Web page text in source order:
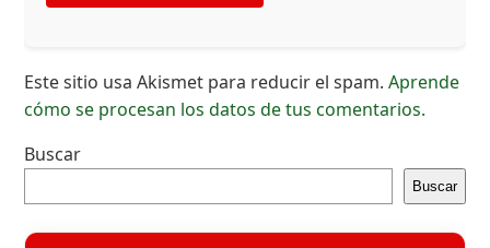
Este sitio usa Akismet para reducir el spam.Aprende
cómo se procesan los datos de tus comentarios.
Buscar
Buscar